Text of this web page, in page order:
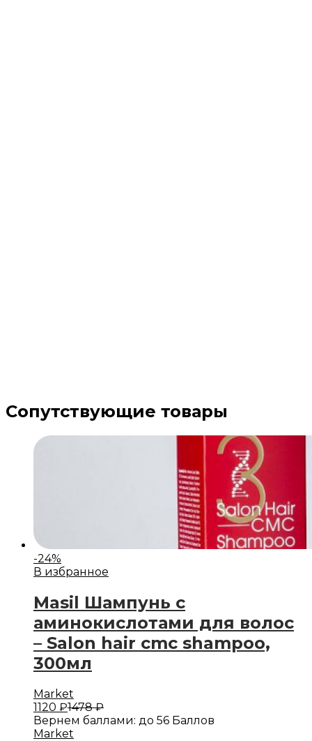
Сопутствующие товары
-24%
В избранное
Masil Шампунь с
аминокислотами для волос
– Salon hair cmc shampoo,
300мл
Market
1120 ₽1478₽
Вернем баллами: до 56 Баллов
Market